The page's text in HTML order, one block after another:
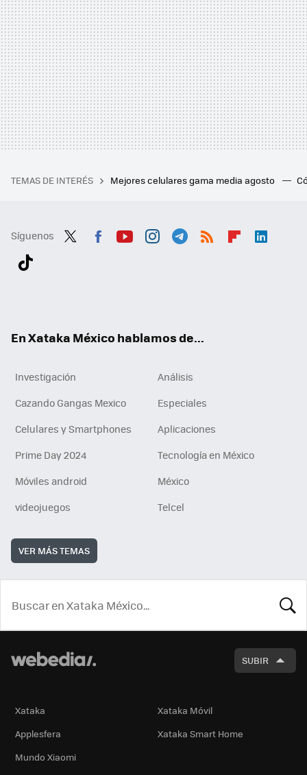
TEMAS DE INTERÉS Mejores celulares gama media agosto
Síguenos
En Xataka México hablamos de...
Investigación
Análisis
Cazando Gangas Mexico
Especiales
Celulares y Smartphones
Aplicaciones
Prime Day 2024
Tecnología en México
Móviles android
México
videojuegos
Telcel
VER MÁS TEMAS
SUBIR
Xataka
Xataka Móvil
Applesfera
Xataka Smart Home
Mundo Xiaomi